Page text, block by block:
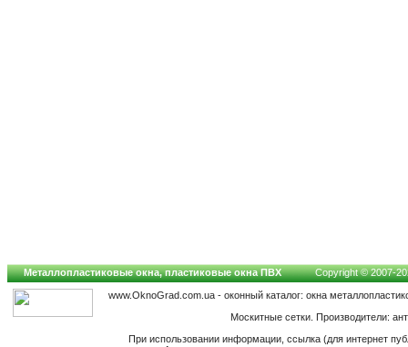
Металлопластиковые окна, пластиковые окна ПВХ Copyright © 2007-
www.OknoGrad.com.ua - оконный каталог: окна
Москитные сетки. Производители:
При использовании информации, ссылка (для интернет